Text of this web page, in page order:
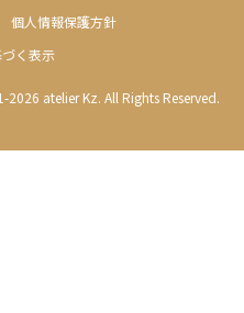
個人情報保護方針
く表示
atelier Kz. All Rights Reserved.